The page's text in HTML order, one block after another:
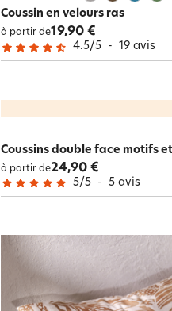
Coussin en velours ras
à partir de19,90 €
4.5/5 - 19 avis
Coussins double face motifs
à partir de24,90 €
5/5 - 5 avis